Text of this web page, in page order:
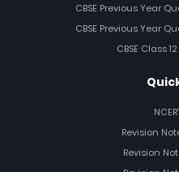
CBSE Previous Year
CBSE Previous Year
CBSE Class
Revision
Revision